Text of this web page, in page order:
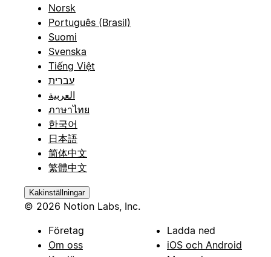
Norsk
Português (Brasil)
Suomi
Svenska
Tiếng Việt
עברית
العربية
ภาษาไทย
한국어
日本語
简体中文
繁體中文
Kakinställningar
© 2026 Notion Labs, Inc.
Företag
Om oss
Ladda ned
iOS och Android